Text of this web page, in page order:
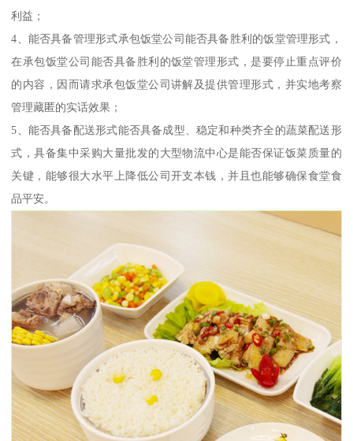
利益；
4、能否具备管理形式承包饭堂公司能否具备胜利的饭堂管理形式，
在承包饭堂公司能否具备胜利的饭堂管理形式，是要停止重点评价
的内容，因而请求承包饭堂公司讲解及提供管理形式，并实地考察
管理藏匿的实话效果；
5、能否具备配送形式能否具备成型、稳定和种类齐全的蔬菜配送形
式，具备集中采购大量批发的大型物流中心是能否保证饭菜质量的
关键，能够很大水平上降低公司开支本钱，并且也能够确保食堂食
品平安。